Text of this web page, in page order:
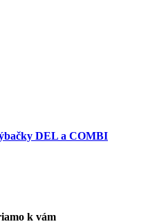
DEL a COMBI
k vám